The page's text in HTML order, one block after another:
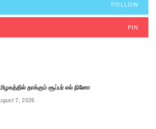
FOLLOW
PIN
தாக்கும் சூப்பர் எல் நினோ
7, 2026